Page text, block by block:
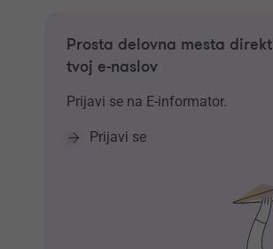
Prosta delovna mesta
tvoj e-naslov
Prijavi se na E-informator.
Prijavi se